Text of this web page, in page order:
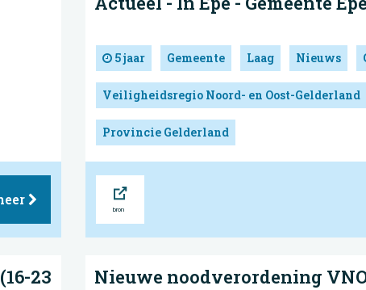
5 jaar Gemeente Laag Nieuws
Veiligheidsregio Noord- en Oost-Gelderland
Provincie Gelderland
23
Nieuwe noodverordening